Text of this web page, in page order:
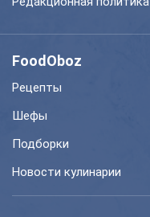
FoodOboz
Рецепты
Шефы
Подборки
Новости кулинарии